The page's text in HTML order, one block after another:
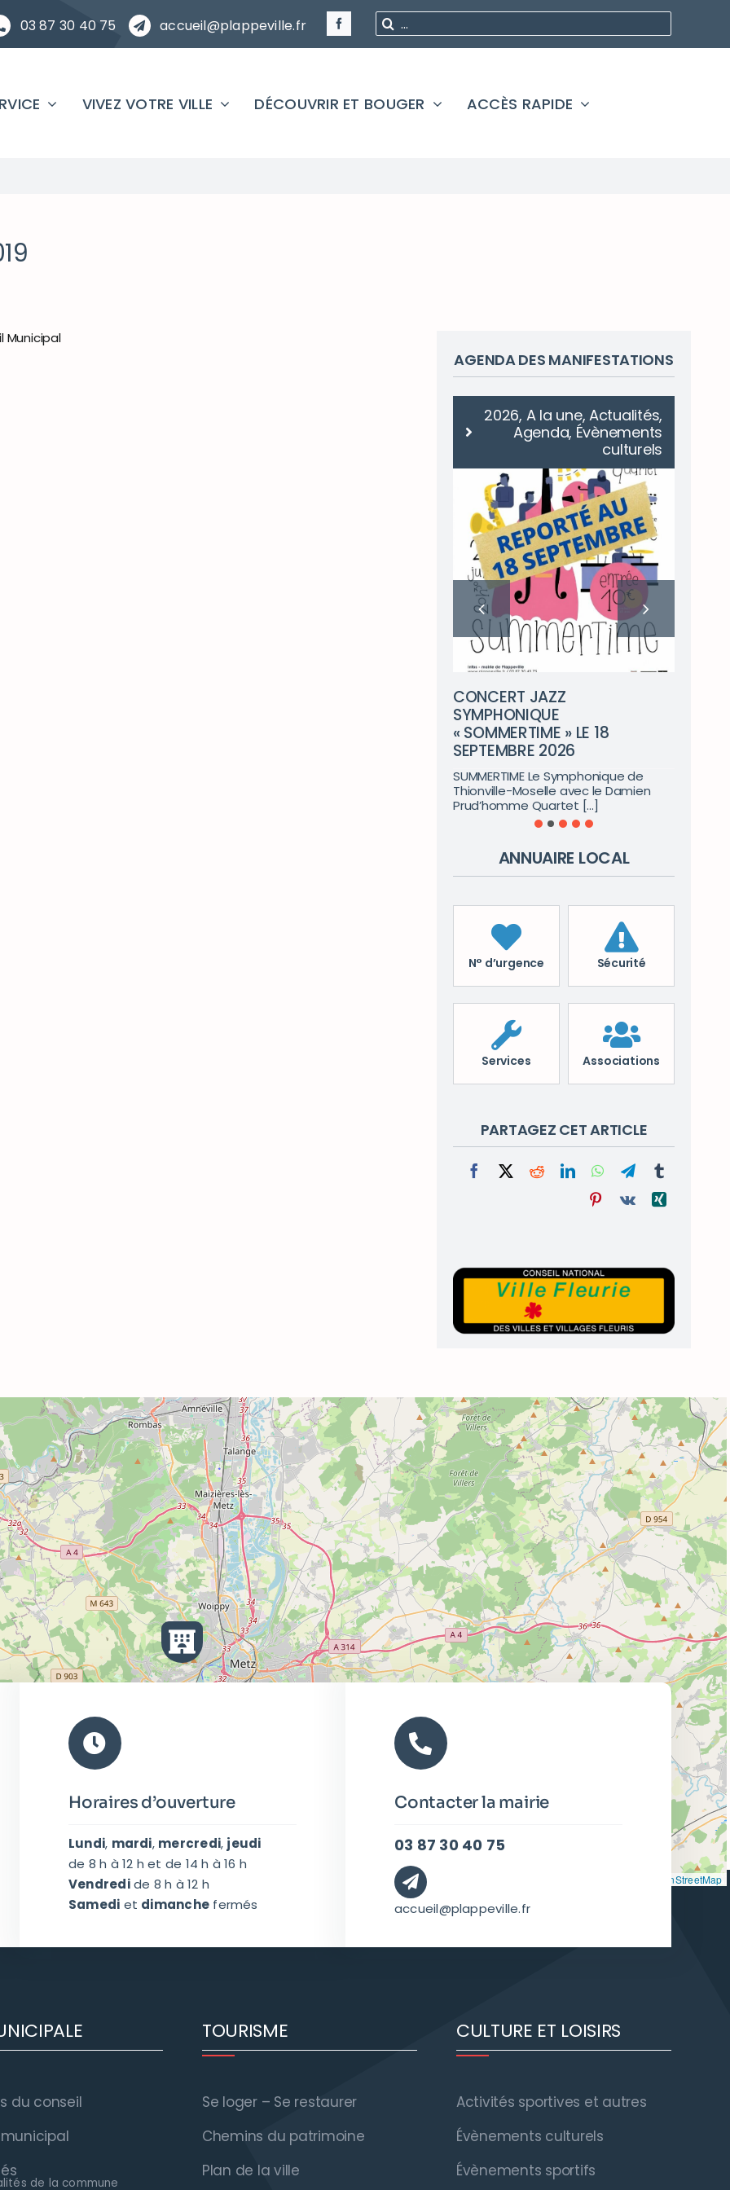
03 87 30 40 75 accueil@plappeville.fr
Rechercher
:
VIVEZ VOTRE VILLE DÉCOUVRIR ET BOUGER ACCÈS RAPIDE
Municipal
AGENDA DES MANIFESTATIONS
2026, A la une, Actualités,
Agenda, Évènements
culturels
CONCERT JAZZ
SYMPHONIQUE
« SOMMERTIME » LE 18
SEPTEMBRE 2026
SUMMERTIME Le Symphonique de
Thionville-Moselle avec le Damien
Prud’homme Quartet [...]
ANNUAIRE LOCAL
N° d’urgence Sécurité
Services Associations
PARTAGEZ CET ARTICLE
OpenStreetMap
Horaires d’ouverture
Lundi, mardi, mercredi, jeudi
de 8 h à 12 h et de 14 h à 16 h
Vendredide 8 h à 12 h
Samedi et dimanche fermés
Contacter la mairie
03 87 30 40 75
accueil@plappeville.fr
du conseil
de la commune
TOURISME
Se loger – Se restaurer
Chemins du patrimoine
Plan de la ville
CULTURE ET LOISIRS
Activités sportives et autres
Évènements culturels
Évènements sportifs